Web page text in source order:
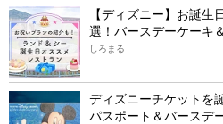
【ディズニー】お誕
選！バースデーケーキ
しろまる
ディズニーチケットを
パスポート＆バースデ